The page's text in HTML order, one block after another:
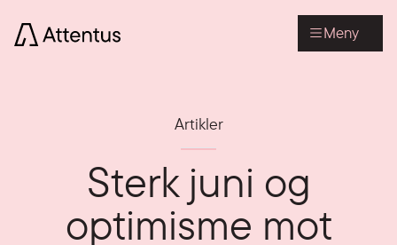
Meny
Artikler
Sterk juni og
optimisme mot